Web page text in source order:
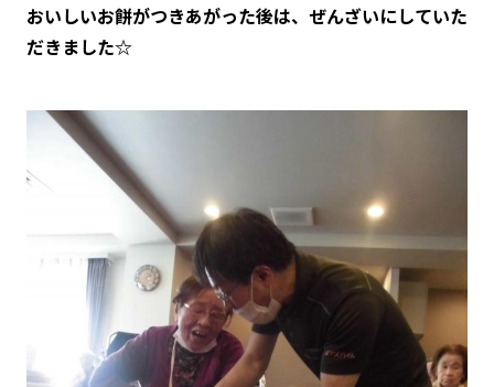
おいしいお餅がつきあがった後は、ぜんざいにしていた
だきました☆